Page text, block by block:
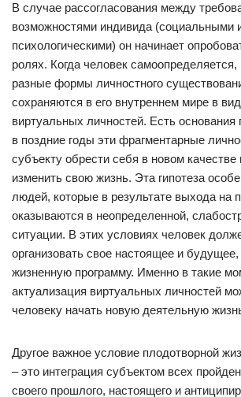
В случае рассогласования между
возможностями индивида (социальными
психологическими) он начинает
ролях. Когда человек
разные формы личностного
сохраняются в его внутреннем мире в
виртуальных личностей. Есть основания
в поздние годы эти фрагментарные
субъекту обрести себя в новом качестве
изменить свою жизнь. Эта гипотеза
людей, которые в результате выхода на
оказываются в неопределенной,
ситуации. В этих условиях человек
организовать свое настоящее и
жизненную программу. Именно в такие
актуализация виртуальных личностей
человеку начать новую деятельную
Другое важное условие плодотворной
– это интеграция субъектом всех
своего прошлого, настоящего и